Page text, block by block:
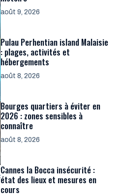
août 9, 2026
Pulau Perhentian island Malaisie
: plages, activités et
hébergements
août 8, 2026
Bourges quartiers à éviter en
2026 : zones sensibles à
connaître
août 8, 2026
Cannes la Bocca insécurité :
état des lieux et mesures en
cours